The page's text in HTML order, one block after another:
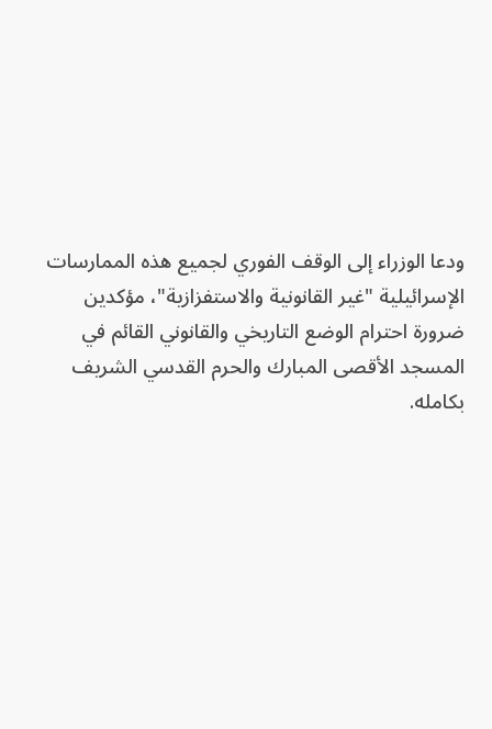
ودعا الوزراء إلى الوقف الفوري لجميع هذه الممارسات
الإسرائيلية "غير القانونية والاستفزازية"، مؤكدين
ضرورة احترام الوضع التاريخي والقانوني القائم في
المسجد الأقصى المبارك والحرم القدسي الشريف
بكامله.